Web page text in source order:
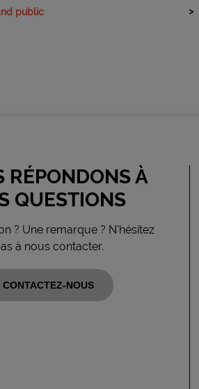
public
RÉPONDONS À
QUESTIONS
? Une remarque ? N'hésitez
à nous contacter.
CONTACTEZ-NOUS